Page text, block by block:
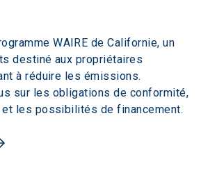
WAIRE de Californie, un
destiné aux propriétaires
à réduire les émissions.
sur les obligations de conformité,
les possibilités de financement.